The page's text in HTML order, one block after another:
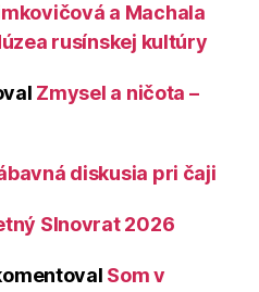
a Machala
rusínskej kultúry
Zmysel a ničota –
diskusia pri čaji
Slnovrat 2026
Som v